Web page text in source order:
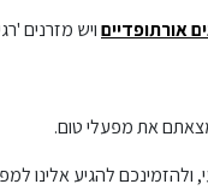
אורתופדייםויש מזרנים
את מפעלי טום.
ולהזמינכם להגיע אלינו